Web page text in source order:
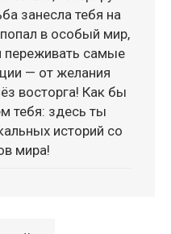
занесла тебя на
в особый мир,
переживать самые
— от желания
восторга! Как бы
тебя: здесь ты
историй со
мира!